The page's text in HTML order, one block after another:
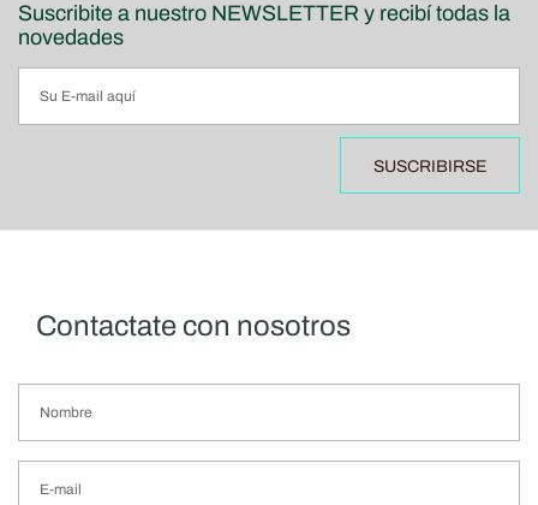
Suscribite a nuestro NEWSLETTER y recibí todas la
novedades
SUSCRIBIRSE
Contactate con nosotros